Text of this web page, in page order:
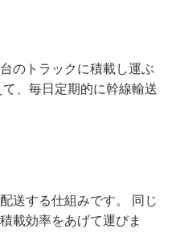
のトラックに積載し運ぶ
、毎日定期的に幹線輸送
送する仕組みです。 同じ
載効率をあげて運びま